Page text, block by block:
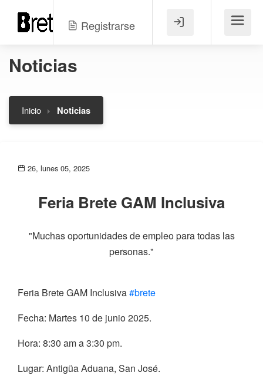
Registrarse Menú
Noticias
Inicio Noticias
26, lunes 05, 2025
Feria Brete GAM Inclusiva
"Muchas oportunidades de empleo para todas las
personas."
Feria Brete GAM Inclusiva#brete
Fecha: Martes 10 de junio 2025.
Hora: 8:30 am a 3:30 pm.
Lugar: Antigüa Aduana, San José.